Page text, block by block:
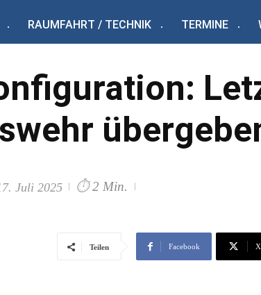
RAUMFAHRT / TECHNIK TERMINE
Juli 2025 ⏱ 2 Min.
Teilen Facebook X